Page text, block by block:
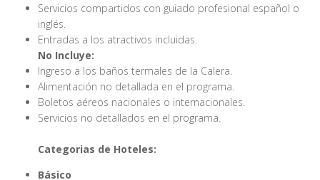
Servicios compartidos con guiado profesional español o
inglés.
Entradas a los atractivos incluidas.
No Incluye:
Ingreso a los baños termales de la Calera.
Alimentación no detallada en el programa.
Boletos aéreos nacionales o internacionales.
Servicios no detallados en el programa.
Categorias de Hoteles:
Básico